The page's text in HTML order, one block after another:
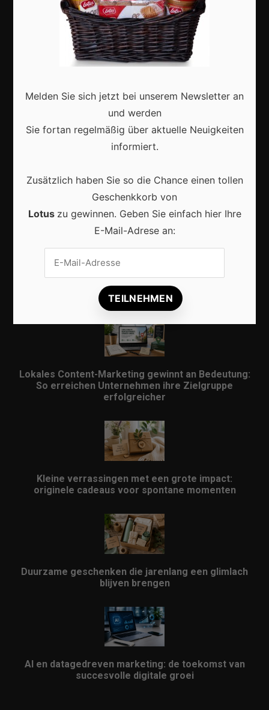
Erfolgsgeschichten
Webshops
Lokale Suchmaschinenoptimierung bleibt der
Schlüssel für mehr regionale Kunden
Lokales Content-Marketing gewinnt an Bedeutung:
So erreichen Unternehmen ihre Zielgruppe
erfolgreicher
Kleine verrassingen met een grote impact:
originele cadeaus voor spontane momenten
Duurzame geschenken die jarenlang een glimlach
blijven brengen
AI en datagedreven marketing: de toekomst van
succesvolle digitale groei
Melden Sie sich jetzt bei unserem Newsletter an
und werden
Sie fortan regelmäßig über aktuelle Neuigkeiten
informiert.
Zusätzlich haben Sie so die Chance einen tollen
Geschenkkorb von
Lotus zu gewinnen. Geben Sie einfach hier Ihre
E-Mail-Adrese an: